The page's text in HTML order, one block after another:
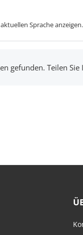
Sprache anzeigen.
gefunden. Teilen